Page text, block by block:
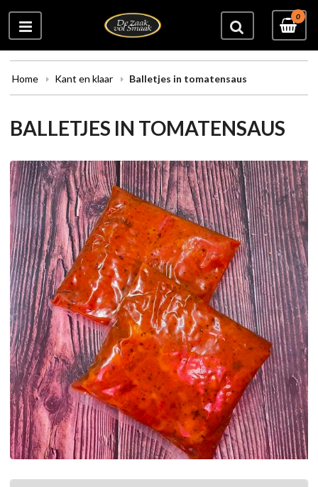
0
Home Kant en klaar Balletjes in tomatensaus
BALLETJES IN TOMATENSAUS